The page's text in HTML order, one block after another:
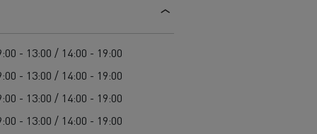
Delanchy Group
Feldschlösschen - Carlsberg
- 13:00 / 14:00 - 19:00
- 13:00 / 14:00 - 19:00
- 13:00 / 14:00 - 19:00
- 13:00 / 14:00 - 19:00